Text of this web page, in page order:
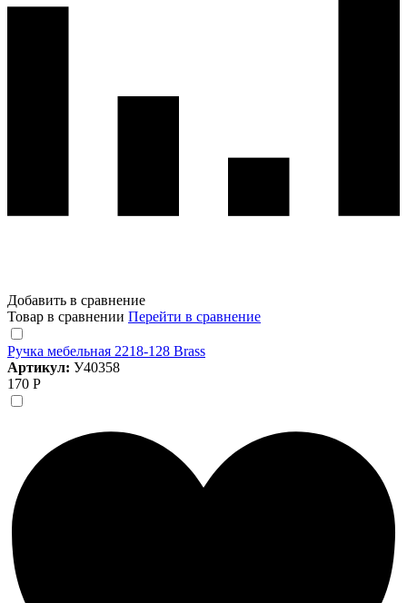
Добавить в сравнение
Товар в сравнении Перейти в сравнение
Ручка мебельная 2218-128 Brass
Артикул: У40358
170 Р